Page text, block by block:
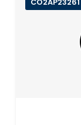
CO2AP23261